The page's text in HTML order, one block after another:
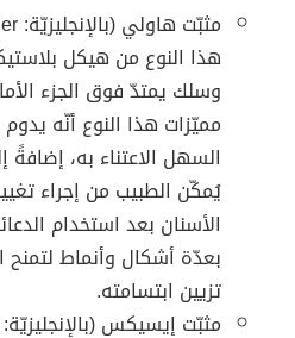
هذا النوع من هيكل
وسلك يمتدّ فوق الجزء
مميّزات هذا النوع أنّه
السهل الاعتناء به، إضافةً
يُمكّن الطبيب من إجراء
الأسنان بعد استخدام
بعدّة أشكال وأنماط
تزيين ابتسامته.